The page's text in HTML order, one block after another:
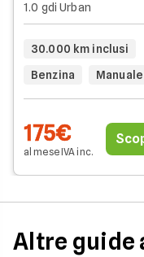
1.0 gdi Urban
30.000 km inclusi
Benzina
Manuale
175€
al mese IVA inc.
Altre guide